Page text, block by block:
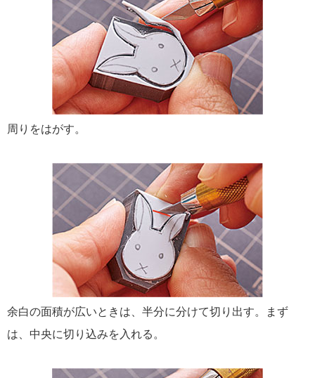
周りをはがす。
余白の面積が広いときは、半分に分けて切り出す。まず
は、中央に切り込みを入れる。